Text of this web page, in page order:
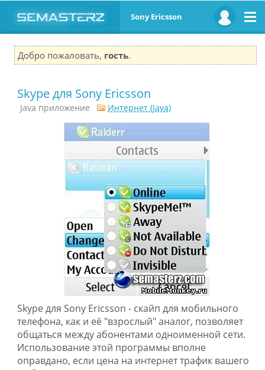
Sony Ericsson
Добро пожаловать, гость.
Skype для Sony Ericsson
Java приложение Интернет (Java)
Skype для Sony Ericsson - скайп для мобильного
телефона, как и её "взрослый" аналог, позволяет
общаться между абонентами одноименной сети.
Использование этой программы вполне
оправдано, если цена на интернет трафик вашего